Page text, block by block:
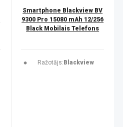
Smartphone Blackview BV
9300 Pro 15080 mAh 12/256
Black Mobilais Telefons
Ražotājs: Blackview